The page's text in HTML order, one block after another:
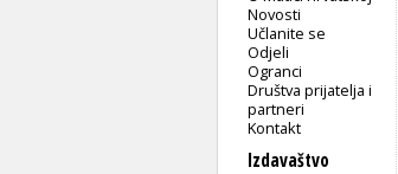
Novosti
Učlanite se
Odjeli
Ogranci
Društva prijatelja i
partneri
Kontakt
Izdavaštvo